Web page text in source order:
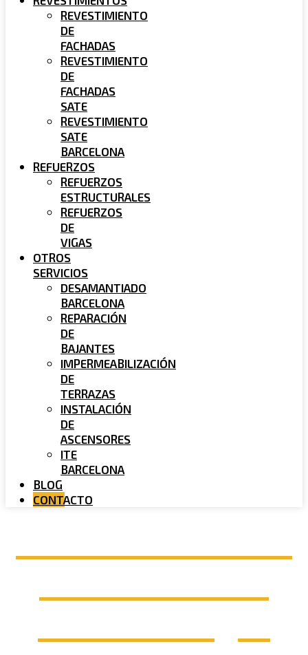
REVESTIMIENTO
DE
FACHADAS
REVESTIMIENTO
DE
FACHADAS
SATE
REVESTIMIENTO
SATE
BARCELONA
REFUERZOS
REFUERZOS
ESTRUCTURALES
REFUERZOS
DE
VIGAS
OTROS
SERVICIOS
DESAMANTIADO
BARCELONA
REPARACIÓN
DE
BAJANTES
IMPERMEABILIZACIÓN
DE
TERRAZAS
INSTALACIÓN
DE
ASCENSORES
ITE
BARCELONA
BLOG
CONTACTO